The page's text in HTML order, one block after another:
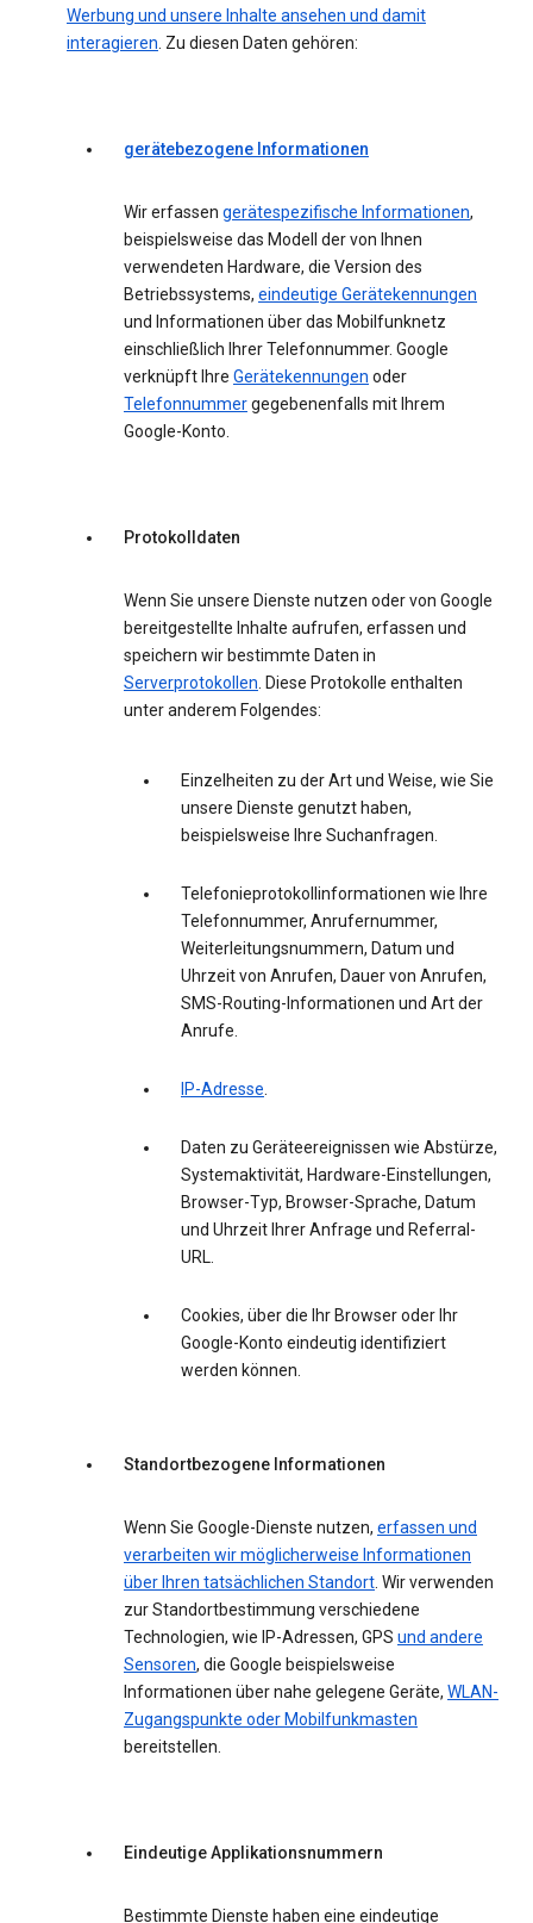
Werbung und unsere Inhalte ansehen und damit
interagieren. Zu diesen Daten gehören:
gerätebezogene Informationen
Wir erfassen gerätespezifische Informationen,
beispielsweise das Modell der von Ihnen
verwendeten Hardware, die Version des
Betriebssystems, eindeutige Gerätekennungen
und Informationen über das Mobilfunknetz
einschließlich Ihrer Telefonnummer. Google
verknüpft Ihre Gerätekennungen oder
Telefonnummergegebenenfalls mit Ihrem
Google-Konto.
Protokolldaten
Wenn Sie unsere Dienste nutzen oder von Google
bereitgestellte Inhalte aufrufen, erfassen und
speichern wir bestimmte Daten in
Serverprotokollen. Diese Protokolle enthalten
unter anderem Folgendes:
Einzelheiten zu der Art und Weise, wie Sie
unsere Dienste genutzt haben,
beispielsweise Ihre Suchanfragen.
Telefonieprotokollinformationen wie Ihre
Telefonnummer, Anrufernummer,
Weiterleitungsnummern, Datum und
Uhrzeit von Anrufen, Dauer von Anrufen,
SMS-Routing-Informationen und Art der
Anrufe.
IP-Adresse.
Daten zu Geräteereignissen wie Abstürze,
Systemaktivität, Hardware-Einstellungen,
Browser-Typ, Browser-Sprache, Datum
und Uhrzeit Ihrer Anfrage und Referral-
URL.
Cookies, über die Ihr Browser oder Ihr
Google-Konto eindeutig identifiziert
werden können.
Standortbezogene Informationen
Wenn Sie Google-Dienste nutzen, erfassen und
verarbeiten wir möglicherweise Informationen
über Ihren tatsächlichen Standort. Wir verwenden
zur Standortbestimmung verschiedene
Technologien, wie IP-Adressen, GPS und andere
Sensoren, die Google beispielsweise
Informationen über nahe gelegene Geräte, WLAN-
Zugangspunkte oder Mobilfunkmasten
bereitstellen.
Eindeutige Applikationsnummern
Bestimmte Dienste haben eine eindeutige